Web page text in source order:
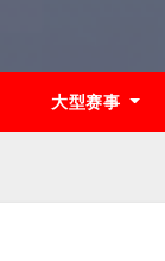
大型赛事